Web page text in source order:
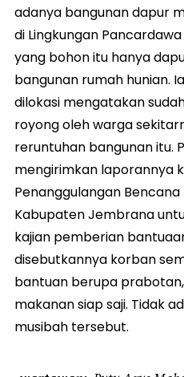
adanya bangunan dapur
di Lingkungan
yang bohon itu hanya
bangunan rumah hunian.
dilokasi mengatakan
royong oleh warga
reruntuhan bangunan itu.
mengirimkan laporannya
Penanggulangan Bencana
Kabupaten Jembrana
kajian pemberian
disebutkannya korban
bantuan berupa
makanan siap saji. Tidak
musibah tersebut.